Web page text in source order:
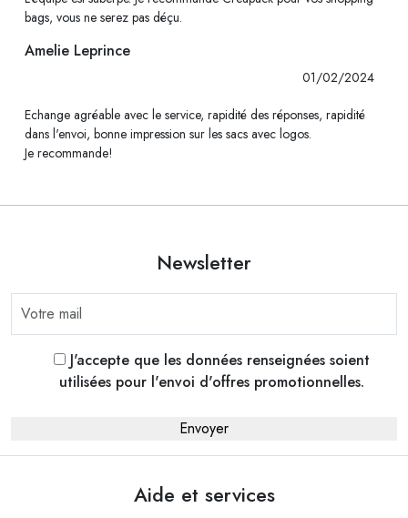
bags, vous ne serez pas déçu.
Amelie Leprince
01/02/2024
Echange agréable avec le service, rapidité des réponses, rapidité
dans l'envoi, bonne impression sur les sacs avec logos.
Je recommande!
Aide et services
Newsletter
J'accepte que les données renseignées soient
utilisées pour l'envoi d'offres promotionnelles.